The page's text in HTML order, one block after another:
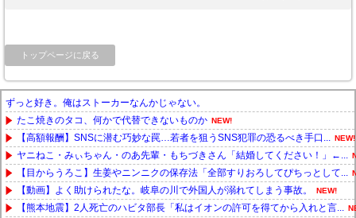
トップページに戻る
ずっと好き。俺はストーカーなんかじゃない。
たこ焼きのタコ、何かで代替できないものか NEW!
【高額報酬】SNSに潜む巧妙な罠…若者を狙うSNS犯罪の恐るべき手口... NEW!
ヤニねこ・みぃちゃん・のあ先輩・もちづきさん「結婚してください！」←...
【目からうろこ】生姜やニンニクの保存法「全部すりおろしてぴちっとして...
【動画】よく助けられたな。岐阜の川で外国人が溺れてしまう事故。 NEW!
【熊本地震】2人死亡のハビタ部長「私はイオンの許可を得てから入れと言...